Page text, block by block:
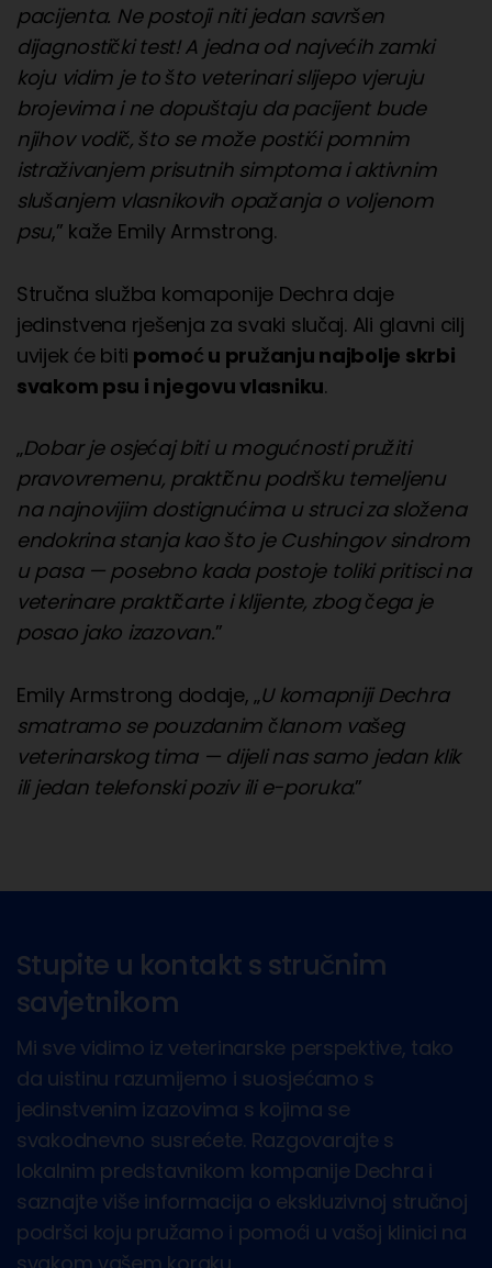
pacijenta. Ne postoji niti jedan savršen
dijagnostički test! A jedna od najvećih zamki
koju vidim je to što veterinari slijepo vjeruju
brojevima i ne dopuštaju da pacijent bude
njihov vodič, što se može postići pomnim
istraživanjem prisutnih simptoma i aktivnim
slušanjem vlasnikovih opažanja o voljenom
psu,” kaže Emily Armstrong.
Stručna služba komaponije Dechra daje
jedinstvena rješenja za svaki slučaj. Ali glavni cilj
uvijek će biti pomoć u pružanju najbolje skrbi
svakom psu i njegovu vlasniku.
„Dobar je osjećaj biti u mogućnosti pružiti
pravovremenu, praktičnu podršku temeljenu
na najnovijim dostignućima u struci za složena
endokrina stanja kao što je Cushingov sindrom
u pasa — posebno kada postoje toliki pritisci na
veterinare praktičarte i klijente, zbog čega je
posao jako izazovan.”
Emily Armstrong dodaje, „U komapniji Dechra
smatramo se pouzdanim članom vašeg
veterinarskog tima — dijeli nas samo jedan klik
ili jedan telefonski poziv ili e-poruka.”
Stupite u kontakt s stručnim
savjetnikom
Mi sve vidimo iz veterinarske perspektive, tako
da uistinu razumijemo i suosjećamo s
jedinstvenim izazovima s kojima se
svakodnevno susrećete. Razgovarajte s
lokalnim predstavnikom kompanije Dechra i
saznajte više informacija o ekskluzivnoj stručnoj
podršci koju pružamo i pomoći u vašoj klinici na